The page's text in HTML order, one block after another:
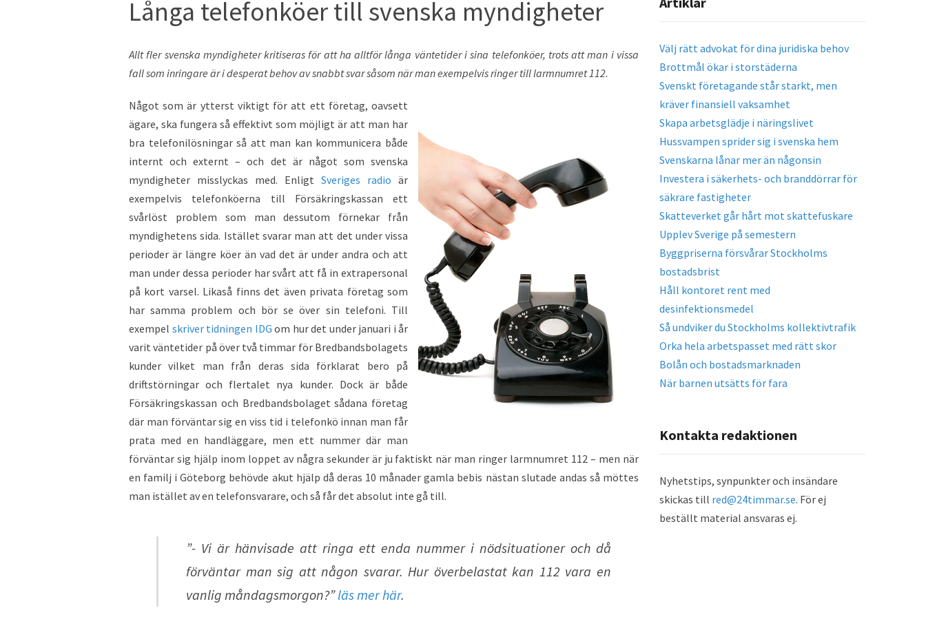
Långa telefonköer till svenska myndigheter
Allt fler svenska myndigheter kritiseras för att ha alltför långa väntetider i sina telefonköer, trots att man i vissa
fall som inringare är i desperat behov av snabbt svar såsom när man exempelvis ringer till larmnumret 112.
Något som är ytterst viktigt för att ett företag, oavsett
ägare, ska fungera så effektivt som möjligt är att man har
bra telefonilösningar så att man kan kommunicera både
internt och externt – och det är något som svenska
myndigheter misslyckas med. Enligt Sveriges radio är
exempelvis telefonköerna till Försäkringskassan ett
svårlöst problem som man dessutom förnekar från
myndighetens sida. Istället svarar man att det under vissa
perioder är längre köer än vad det är under andra och att
man under dessa perioder har svårt att få in extrapersonal
på kort varsel. Likaså finns det även privata företag som
har samma problem och bör se över sin telefoni. Till
exempel skriver tidningen IDG om hur det under januari i år
varit väntetider på över två timmar för Bredbandsbolagets
kunder vilket man från deras sida förklarat bero på
driftstörningar och flertalet nya kunder. Dock är både
Försäkringskassan och Bredbandsbolaget sådana företag
där man förväntar sig en viss tid i telefonkö innan man får
prata med en handläggare, men ett nummer där man
förväntar sig hjälp inom loppet av några sekunder är ju faktiskt när man ringer larmnumret 112 – men när
en familj i Göteborg behövde akut hjälp då deras 10 månader gamla bebis nästan slutade andas så möttes
man istället av en telefonsvarare, och så får det absolut inte gå till.
”- Vi är hänvisade att ringa ett enda nummer i nödsituationer och då
förväntar man sig att någon svarar. Hur överbelastat kan 112 vara en
vanlig måndagsmorgon?”läs mer här.
Välj rätt advokat för dina juridiska behov
Brottmål ökar i storstäderna
Svenskt företagande står starkt, men
kräver finansiell vaksamhet
Skapa arbetsglädje i näringslivet
Hussvampen sprider sig i svenska hem
Svenskarna lånar mer än någonsin
Investera i säkerhets- och branddörrar för
säkrare fastigheter
Skatteverket går hårt mot skattefuskare
Upplev Sverige på semestern
Byggpriserna försvårar Stockholms
bostadsbrist
Håll kontoret rent med
desinfektionsmedel
Så undviker du Stockholms kollektivtrafik
Orka hela arbetspasset med rätt skor
Bolån och bostadsmarknaden
När barnen utsätts för fara
Kontakta redaktionen
Nyhetstips, synpunkter och insändare
skickas till red@24timmar.se. För ej
beställt material ansvaras ej.